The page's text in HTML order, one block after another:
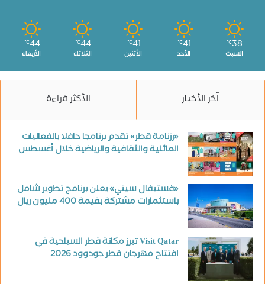
38
℃
السبت
41
℃
الأحد
41
℃
الأثنين
44
℃
الثلاثاء
44
℃
الأربعاء
آخر الأخبار الأكثر قراءة
«رزنامة قطر» تقدم برنامجا حافلا بالفعاليات
العائلية والثقافية والرياضية خلال أغسطس
«فستيفال سيتي» يعلن برنامج تطوير شامل
باستثمارات مشتركة بقيمة 400 مليون ريال
Visit Qatar تبرز مكانة قطر السياحية في
افتتاح مهرجان قطر جودوود 2026